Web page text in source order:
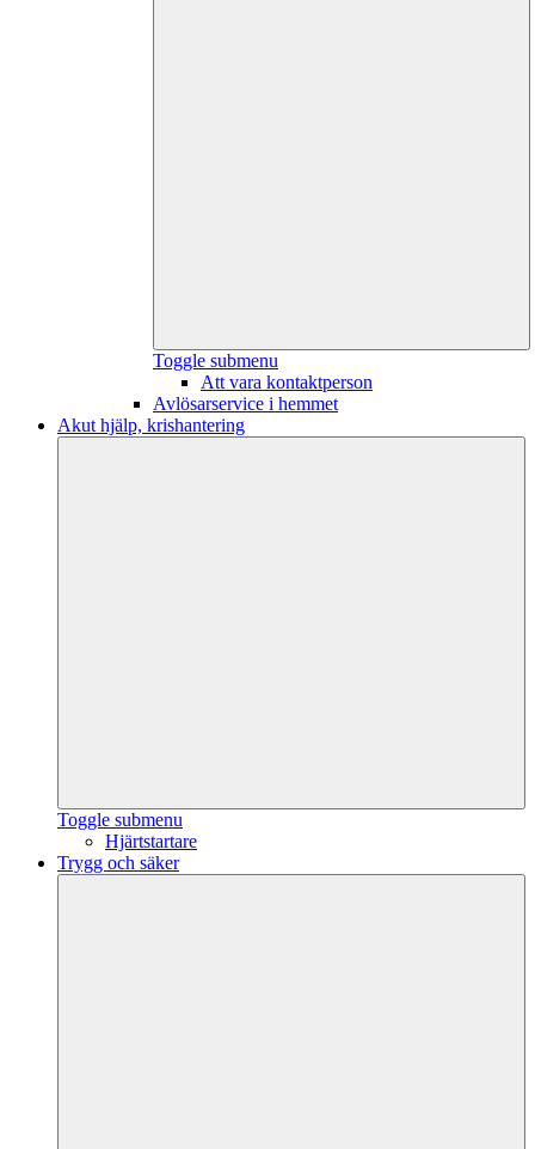
Toggle submenu
Att vara kontaktperson
Avlösarservice i hemmet
Akut hjälp, krishantering
Toggle submenu
Hjärtstartare
Trygg och säker